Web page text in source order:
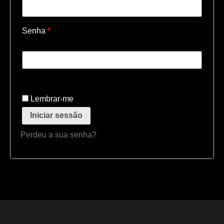
Senha *
Lembrar-me
Iniciar sessão
Perdeu a sua senha?